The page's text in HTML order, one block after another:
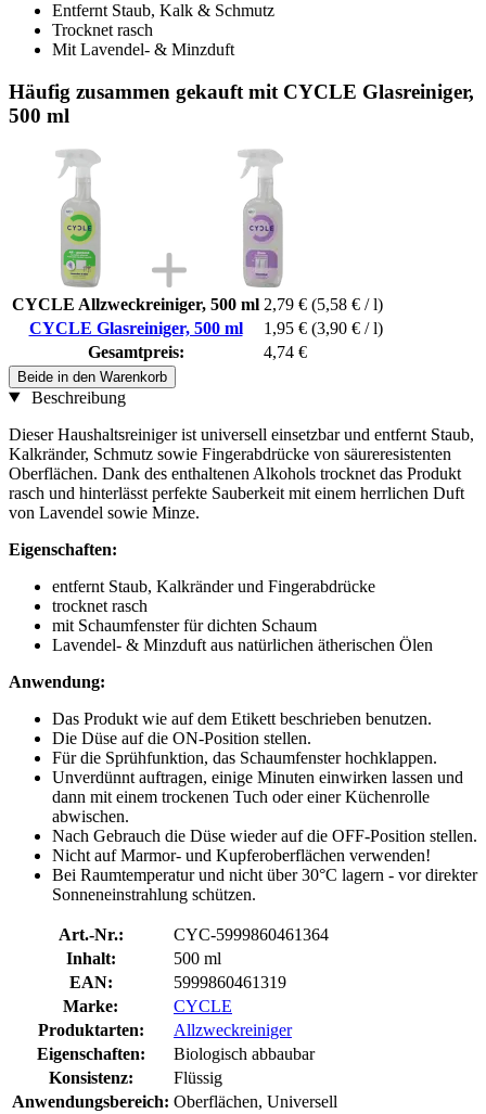
Entfernt Staub, Kalk & Schmutz
Trocknet rasch
Mit Lavendel- & Minzduft
Häufig zusammen gekauft mit CYCLE Glasreiniger,
500 ml
CYCLE Allzweckreiniger, 500 ml 2,79 € (5,58 € / l)
CYCLE Glasreiniger, 500 ml
1,95 € (3,90 € / l)
Gesamtpreis:
4,74 €
Beide in den Warenkorb
Beschreibung
Dieser Haushaltsreiniger ist universell einsetzbar und entfernt Staub,
Kalkränder, Schmutz sowie Fingerabdrücke von säureresistenten
Oberflächen. Dank des enthaltenen Alkohols trocknet das Produkt
rasch und hinterlässt perfekte Sauberkeit mit einem herrlichen Duft
von Lavendel sowie Minze.
Eigenschaften:
entfernt Staub, Kalkränder und Fingerabdrücke
trocknet rasch
mit Schaumfenster für dichten Schaum
Lavendel- & Minzduft aus natürlichen ätherischen Ölen
Anwendung:
Das Produkt wie auf dem Etikett beschrieben benutzen.
Die Düse auf die ON-Position stellen.
Für die Sprühfunktion, das Schaumfenster hochklappen.
Unverdünnt auftragen, einige Minuten einwirken lassen und
dann mit einem trockenen Tuch oder einer Küchenrolle
abwischen.
Nach Gebrauch die Düse wieder auf die OFF-Position stellen.
Nicht auf Marmor- und Kupferoberflächen verwenden!
Bei Raumtemperatur und nicht über 30°C lagern - vor direkter
Sonneneinstrahlung schützen.
Art.-Nr.:
CYC-5999860461364
Inhalt:
500 ml
EAN:
5999860461319
Marke:
CYCLE
Produktarten:
Allzweckreiniger
Eigenschaften:
Biologisch abbaubar
Konsistenz:
Flüssig
Anwendungsbereich: Oberflächen, Universell